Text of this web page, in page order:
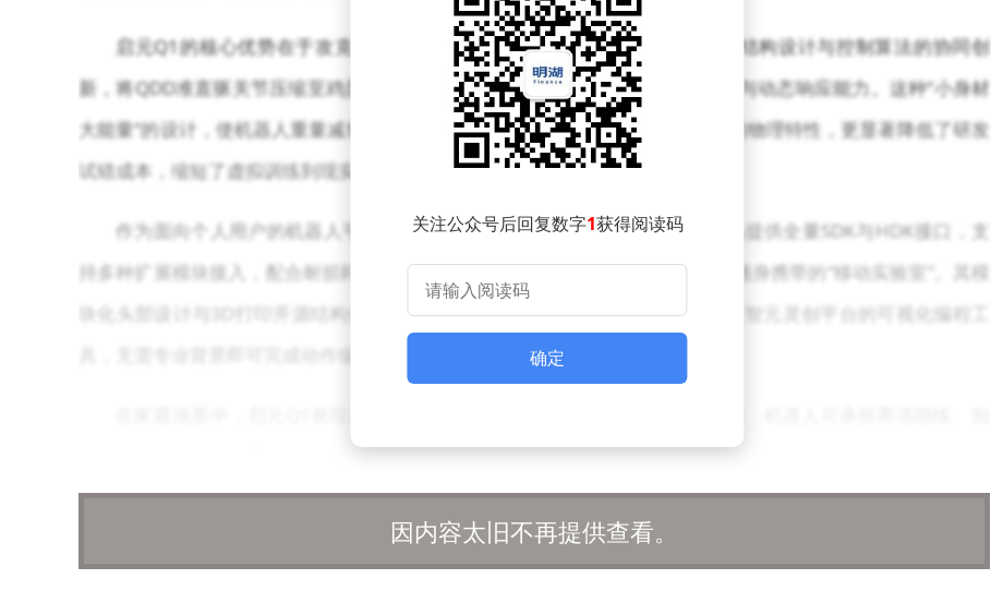
启元Q1的核心优势在于攻克了关节微型化难题。研发团队通过材料科学、结构设计与控制算法的协同创
新，将QDD准直驱关节压缩至鸡蛋大小，同时完整保留了全尺寸机型的力控性能与动态响应能力。这种“小身材
大能量”的设计，使机器人重量减轻至传统机型的1/8，不仅具备抗冲击、耐跌落的物理特性，更显著降低了研发
试错成本，缩短了虚拟训练到现实应用的迁移周期。
作为面向个人用户的机器人平台，启元Q1通过开放生态构建共创价值。产品提供全量SDK与HDK接口，支
持多种扩展模块接入，配合耐损耗的物理特性，为科研机构与教育场景提供了可随身携带的“移动实验室”。其模
块化头部设计与3D打印开源结构件，则让极客玩家能够自由定制外观形象，通过智元灵创平台的可视化编程工
识讲解等教育功能；柔性阻抗控制技术则确保人机互动的安全性，使其能够胜任舞伴、游戏伙伴等角色。这种拟
人化的交互设计，正在模糊智能终端与情感陪伴的边界。
关注公众号后回复数字1获得阅读码
确定
因内容太旧不再提供查看。